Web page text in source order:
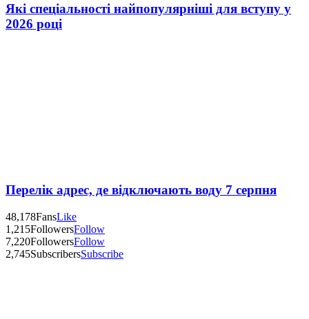
Які спеціальності найпопулярніші для вступу у
2026 році
Перелік адрес, де відключають воду 7 серпня
48,178FansLike
1,215FollowersFollow
7,220FollowersFollow
2,745SubscribersSubscribe